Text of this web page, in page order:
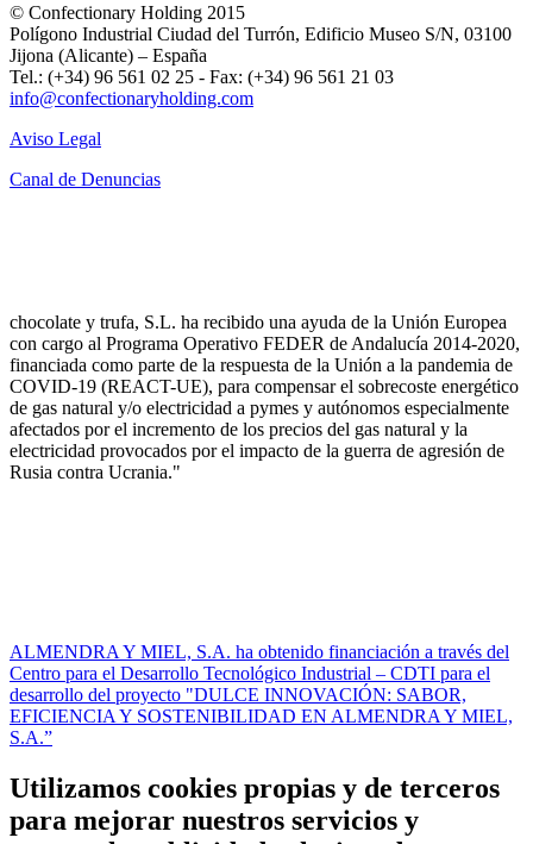
© Confectionary Holding 2015
Polígono Industrial Ciudad del Turrón, Edificio Museo S/N, 03100
Jijona (Alicante) – España
Tel.: (+34) 96 561 02 25 - Fax: (+34) 96 561 21 03
info@confectionaryholding.com
Aviso Legal
Canal de Denuncias
chocolate y trufa, S.L. ha recibido una ayuda de la Unión Europea
con cargo al Programa Operativo FEDER de Andalucía 2014-2020,
financiada como parte de la respuesta de la Unión a la pandemia de
COVID-19 (REACT-UE), para compensar el sobrecoste energético
de gas natural y/o electricidad a pymes y autónomos especialmente
afectados por el incremento de los precios del gas natural y la
electricidad provocados por el impacto de la guerra de agresión de
Rusia contra Ucrania."
ALMENDRA Y MIEL, S.A. ha obtenido financiación a través del
Centro para el Desarrollo Tecnológico Industrial – CDTI para el
desarrollo del proyecto "DULCE INNOVACIÓN: SABOR,
EFICIENCIA Y SOSTENIBILIDAD EN ALMENDRA Y MIEL,
S.A.”
Utilizamos cookies propias y de terceros
para mejorar nuestros servicios y